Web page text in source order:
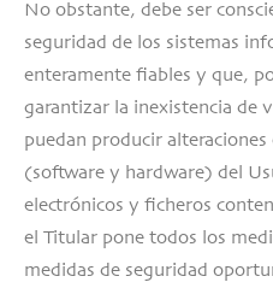
No obstante, debe ser
seguridad de los sistemas
enteramente fiables y que,
garantizar la inexistencia de
puedan producir
(software y hardware) del
electrónicos y ficheros
el Titular pone todos los
medidas de seguridad